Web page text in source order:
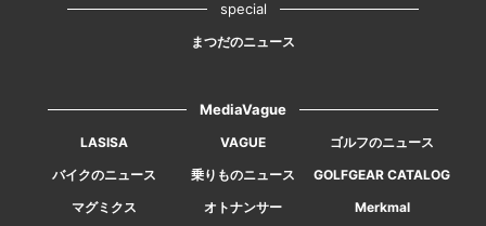
special
まつだのニュース
MediaVague
LASISA VAGUE
ゴルフのニュース
バイクのニュース
乗りものニュース
GOLFGEAR CATALOG
マグミクス
オトナンサー Merkmal